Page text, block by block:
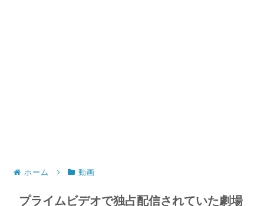
ホーム 動画
プライムビデオで独占配信されていた劇場